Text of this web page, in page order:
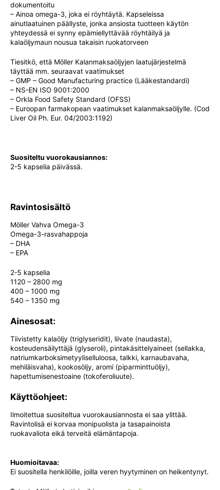
dokumentoitu
– Ainoa omega-3, joka ei röyhtäytä. Kapseleissa
ainutlaatuinen päällyste, jonka ansiosta tuotteen käytön
yhteydessä ei synny epämiellyttävää röyhtäilyä ja
kalaöljymaun nousua takaisin ruokatorveen
Tiesitkö, että Möller Kalanmaksaöljyjen laatujärjestelmä
täyttää mm. seuraavat vaatimukset
– GMP – Good Manufacturing practice (Lääkestandardi)
– NS-EN ISO 9001:2000
– Orkla Food Safety Standard (OFSS)
– Euroopan farmakopean vaatimukset kalanmaksaöljylle. (Cod
Liver Oil Ph. Eur. 04/2003:1192)
Suositeltu vuorokausiannos:
2-5 kapselia päivässä.
Ravintosisältö
Möller Vahva Omega-3
Omega-3-rasvahappoja
– DHA
– EPA
2-5 kapselia
1120 – 2800 mg
400 – 1000 mg
540 – 1350 mg
Ainesosat:
Tiivistetty kalaöljy (triglyseridit), liivate (naudasta),
kosteudensäilyttäjä (glyseroli), pintakäsittelyaineet (sellakka,
natriumkarboksimetyyliselluloosa, talkki, karnaubavaha,
mehiläisvaha), kookosöljy, aromi (piparminttuöljy),
hapettumisenestoaine (tokoferoliuute).
Käyttöohjeet:
Ilmoitettua suositeltua vuorokausiannosta ei saa ylittää.
Ravintolisä ei korvaa monipuolista ja tasapainoista
ruokavaliota eikä terveitä elämäntapoja.
Huomioitavaa:
Ei suositella henkilöille, joilla veren hyytyminen on heikentynyt.